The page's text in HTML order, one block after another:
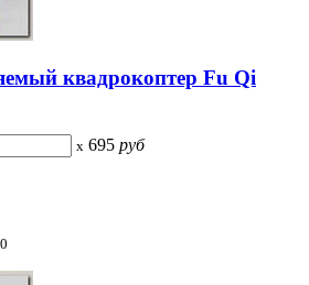
квадрокоптер Fu Qi
x 695 руб